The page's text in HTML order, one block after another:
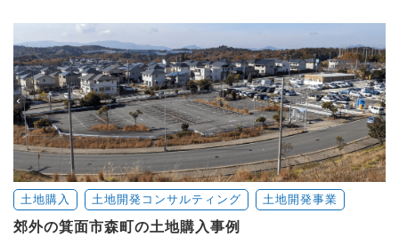
土地購入 土地開発コンサルティング 土地開発事業
郊外の箕面市森町の土地購入事例